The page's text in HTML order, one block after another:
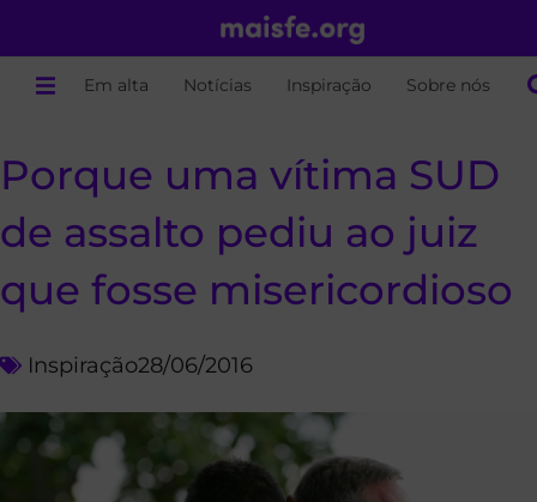
Em alta Notícias Inspiração Sobre nós
Porque uma vítima SUD
de assalto pediu ao juiz
que fosse misericordioso
Inspiração28/06/2016